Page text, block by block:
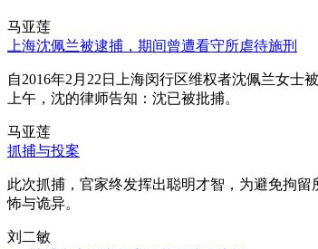
马亚莲
上海沈佩兰被逮捕，期间曾遭看守所虐待施刑
自2016年2月22日上海闵行区维权者沈佩兰女士
上午，沈的律师告知：沈已被批捕。
马亚莲
抓捕与投案
此次抓捕，官家终发挥出聪明才智，为避免拘
怖与诡异。
刘二敏